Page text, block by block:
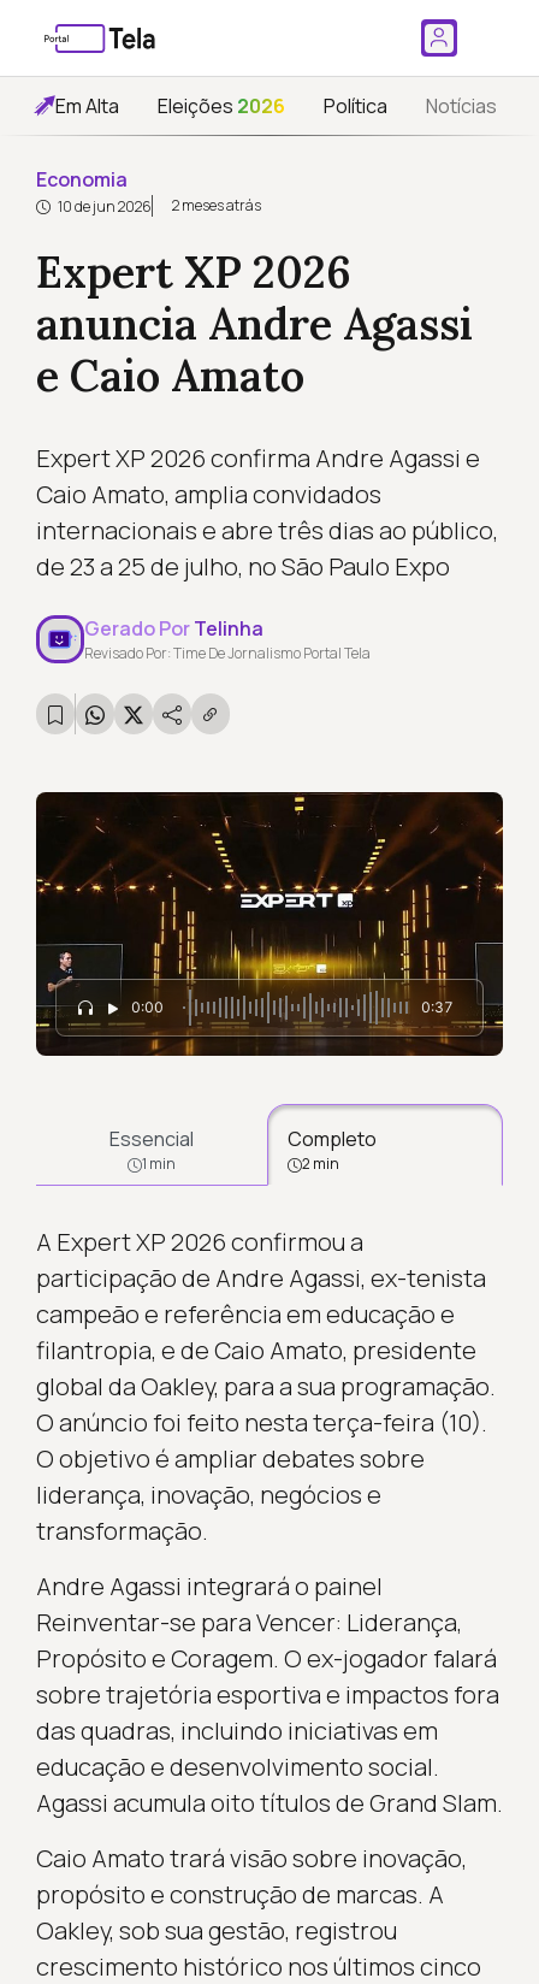
Em Alta Eleições 2026 Política Notícias
Economia
10 de jun 2026 2 meses atrás
Expert XP 2026
anuncia Andre Agassi
e Caio Amato
Expert XP 2026 confirma Andre Agassi e
Caio Amato, amplia convidados
internacionais e abre três dias ao público,
de 23 a 25 de julho, no São Paulo Expo
Gerado PorTelinha
Revisado Por: Time De Jornalismo Portal Tela
0:00 0:37
Essencial
1 min
Completo
2 min
A Expert XP 2026 confirmou a
participação de Andre Agassi, ex-tenista
campeão e referência em educação e
filantropia, e de Caio Amato, presidente
global da Oakley, para a sua programação.
O anúncio foi feito nesta terça-feira (10).
O objetivo é ampliar debates sobre
liderança, inovação, negócios e
transformação.
Andre Agassi integrará o painel
Reinventar-se para Vencer: Liderança,
Propósito e Coragem. O ex-jogador falará
sobre trajetória esportiva e impactos fora
das quadras, incluindo iniciativas em
educação e desenvolvimento social.
Agassi acumula oito títulos de Grand Slam.
Caio Amato trará visão sobre inovação,
propósito e construção de marcas. A
Oakley, sob sua gestão, registrou
crescimento histórico nos últimos cinco